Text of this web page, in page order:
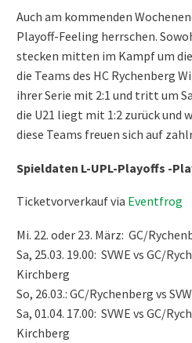
Auch am kommenden
Playoff-Feeling herrschen.
stecken mitten im Kampf um
die Teams des HC Rychenberg
ihrer Serie mit 2:1 und tritt um
die U21 liegt mit 1:2 zurück und
diese Teams freuen sich auf
Spieldaten L-UPL-Playoffs -
Ticketvorverkauf via Eventfrog
Mi. 22. oder 23. März: GC/
Sa, 25.03. 19.00: SVWE vs GC/
Kirchberg
So, 26.03.: GC/Rychenberg vs
Sa, 01.04. 17.00: SVWE vs GC/
Kirchberg